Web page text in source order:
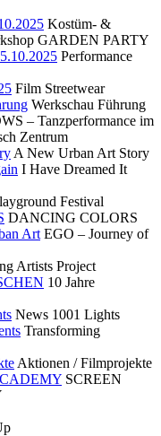
Kostüm- &
GARDEN PARTY
Performance
Film Streetwear
Werkschau Führung
– Tanzperformance im
Zentrum
A New Urban Art Story
I Have Dreamed It
Festival
DANCING COLORS
Art EGO – Journey of
Artists Project
10 Jahre
News 1001 Lights
Transforming
Aktionen / Filmprojekte
SCREEN